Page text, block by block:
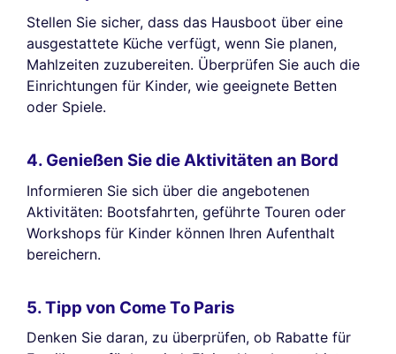
Stellen Sie sicher, dass das Hausboot über eine
ausgestattete Küche verfügt, wenn Sie planen,
Mahlzeiten zuzubereiten. Überprüfen Sie auch die
Einrichtungen für Kinder, wie geeignete Betten
oder Spiele.
4. Genießen Sie die Aktivitäten an Bord
Informieren Sie sich über die angebotenen
Aktivitäten: Bootsfahrten, geführte Touren oder
Workshops für Kinder können Ihren Aufenthalt
bereichern.
5. Tipp von Come To Paris
Denken Sie daran, zu überprüfen, ob Rabatte für